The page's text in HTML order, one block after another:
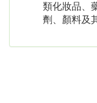
類化妝品、
劑、顏料及